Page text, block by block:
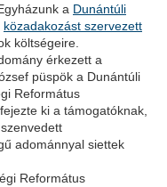
a Dunántúli
közadakozást szervezett
költségeire.
érkezett a
püspök a Dunántúli
Református
ki a támogatóknak,
adománnyal siettek
Református